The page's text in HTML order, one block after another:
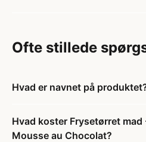
Ofte stillede
Hvad er navnet på
Hvad koster Frysetørret
Mousse au Chocolat?